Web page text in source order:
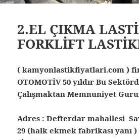
2.EL ÇIKMA
FORKLİFT
( kamyonlastikfiyatlari.com )
OTOMOTİV 50 yıldır Bu
Çalışmaktan Memnuniyet
Adres : Defterdar mahallesi
29 (halk ekmek fabrikası yanı